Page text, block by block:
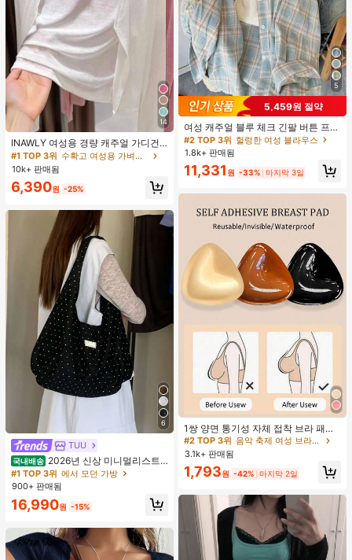
14
INAWLY 여성용 경량 캐주얼 가디건,
여름
#1 TOP 3위
수확고 여성용 가벼운 카디건
10k+ 판매됨
6,390원 -25%
6
TUU
국내배송 2026년 신상 미니멀리스트
도트 캔버스 토트백, 대용량 캐주얼 다
용도 통근 숄더 핸드백
#1 TOP 3위 에서 모던 가방
900+ 판매됨
16,990원 -15%
5
5,459원 절약
여성 캐주얼 블루 체크 긴팔 버튼 프론
트 폴리에스터 셔츠, 레귤러 핏, 봄 의
류, 편안한 스타일
#2 TOP 3위 헐렁한 여성 블라우스
1.8k+ 판매됨
11,331 원 -33% 마지막 3일
1쌍 양면 통기성 자체 접착 브라 패드,
두꺼워진 삼각형 푸쉬업 디자인, 재사
용 가능, 보이지 않는 비키니 브라 삽
입물, 수영에 적합
#2 TOP 3위
음악 축제 여성 브라 액세서리
#2 TOP 3위
거의 매진!
#2 TOP 3위
거의 매진!
#2 TOP 3위
거의 매진!
3.1k+ 판매됨
1,793원 -42% 마지막 2일